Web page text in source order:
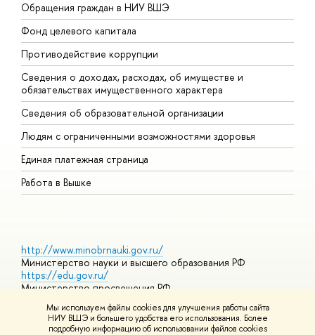
Мы используем файлы cookies для улучшения работы сайта
НИУ ВШЭ и большего удобства его использования. Более
подробную информацию об использовании файлов cookies
Обращения граждан в НИУ ВШЭ
Фонд целевого капитала
Противодействие коррупции
Сведения о доходах, расходах, об имуществе и
обязательствах имущественного характера
Сведения об образовательной организации
Людям с ограниченными возможностями здоровья
Единая платежная страница
Работа в Вышке
http://www.minobrnauki.gov.ru/
Министерство науки и высшего образования РФ
https://edu.gov.ru/
Министерство просвещения РФ
https://elearning.hse.ru/mooc
Массовые открытые онлайн-курсы